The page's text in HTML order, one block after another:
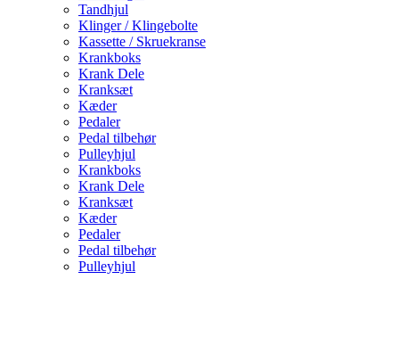
Tandhjul
Klinger / Klingebolte
Kassette / Skruekranse
Krankboks
Krank Dele
Kranksæt
Kæder
Pedaler
Pedal tilbehør
Pulleyhjul
Krankboks
Krank Dele
Kranksæt
Kæder
Pedaler
Pedal tilbehør
Pulleyhjul